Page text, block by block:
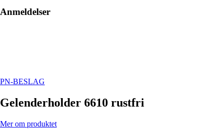
Anmeldelser
PN-BESLAG
Gelenderholder 6610 rustfri
Mer om produktet